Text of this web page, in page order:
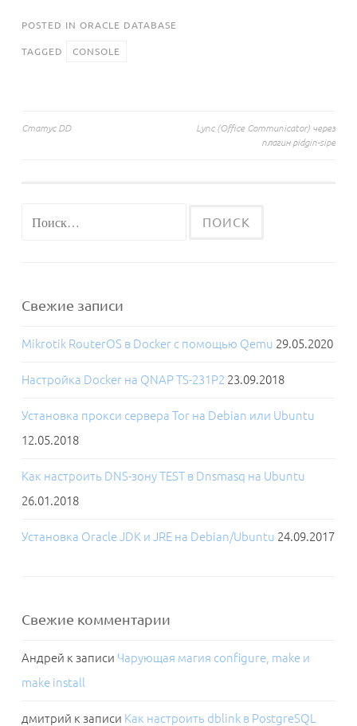
POSTED IN ORACLE DATABASE
TAGGED CONSOLE
Навигация
Статус DD
Lync (Office Communicator) через
плагин pidgin-sipe
Свежие записи
Mikrotik RouterOS в Docker с помощью Qemu 29.05.2020
Настройка Docker на QNAP TS-231P2 23.09.2018
Установка прокси сервера Tor на Debian или Ubuntu
12.05.2018
Как настроить DNS-зону TEST в Dnsmasq на Ubuntu
26.01.2018
Установка Oracle JDK и JRE на Debian/Ubuntu 24.09.2017
Свежие комментарии
Андрей к записи Чарующая магия configure, make и
make install
дмитрий к записи Как настроить dblink в PostgreSQL